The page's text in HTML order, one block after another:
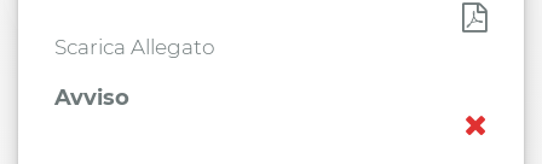
Scarica Allegato
Avviso